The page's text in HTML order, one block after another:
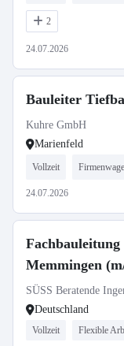
2
24.07.2026
Bauleiter
Kuhre GmbH
Marienfeld
Vollzeit
24.07.2026
Memmingen
SÜSS Beratende
Deutschland
Vollzeit Flexible